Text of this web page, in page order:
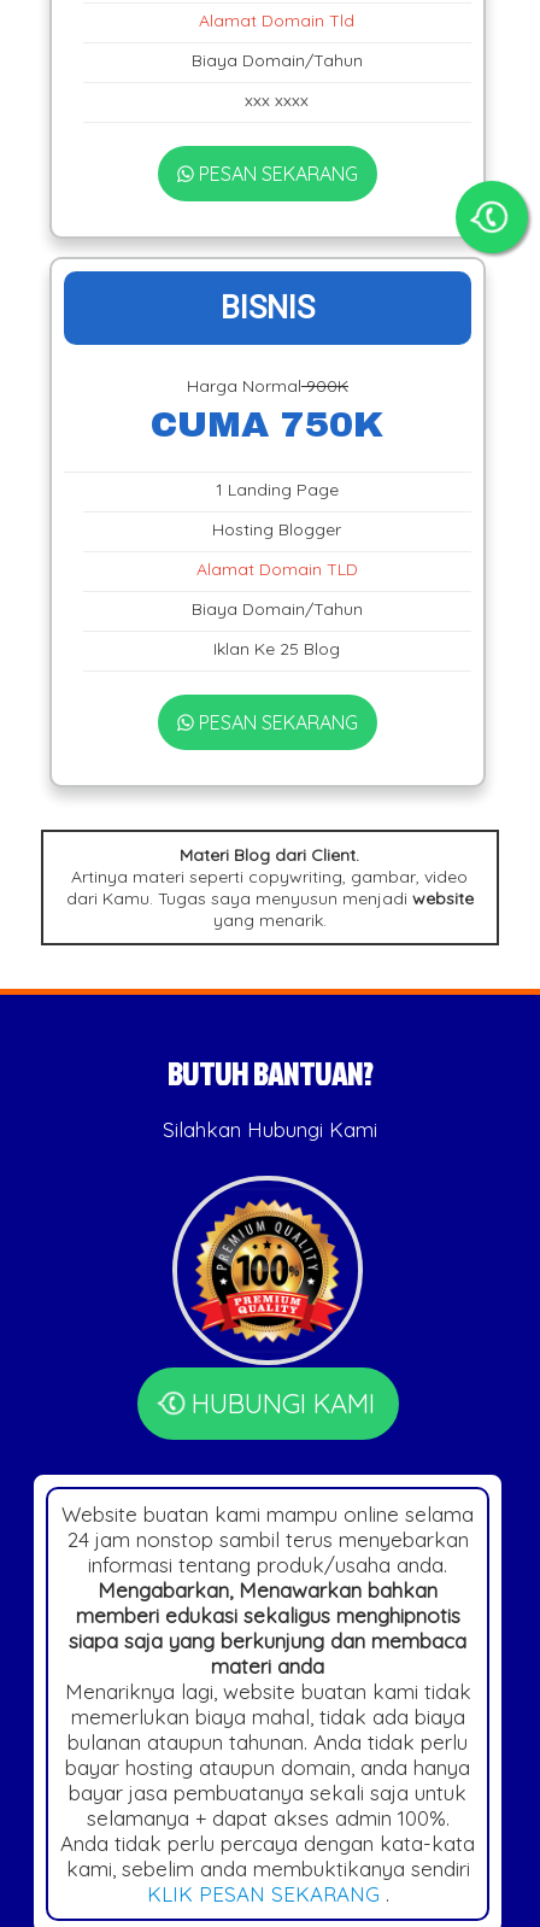
Alamat Domain Tld
Biaya Domain/Tahun
xxx xxxx
PESAN SEKARANG
BISNIS
Harga Normal900K
CUMA 750K
1 Landing Page
Hosting Blogger
Alamat Domain TLD
Biaya Domain/Tahun
Iklan Ke 25 Blog
PESAN SEKARANG
Materi Blog dari Client.
Artinya materi seperti copywriting, gambar, video
dari Kamu. Tugas saya menyusun menjadi website
yang menarik.
BUTUH BANTUAN?
Silahkan Hubungi Kami
HUBUNGI KAMI
Website buatan kami mampu online selama
24 jam nonstop sambil terus menyebarkan
informasi tentang produk/usaha anda.
Mengabarkan, Menawarkan bahkan
memberi edukasi sekaligus menghipnotis
siapa saja yang berkunjung dan membaca
materi anda
Menariknya lagi, website buatan kami tidak
memerlukan biaya mahal, tidak ada biaya
bulanan ataupun tahunan. Anda tidak perlu
bayar hosting ataupun domain, anda hanya
bayar jasa pembuatanya sekali saja untuk
selamanya + dapat akses admin 100%.
Anda tidak perlu percaya dengan kata-kata
kami, sebelim anda membuktikanya sendiri
KLIK PESAN SEKARANG .